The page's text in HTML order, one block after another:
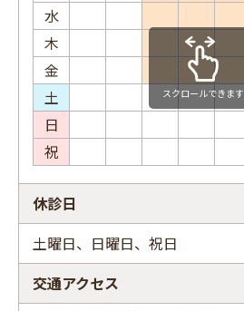
水
木
金
土
日
祝
スクロールできます
休診日
土曜日、日曜日、祝日
交通アクセス